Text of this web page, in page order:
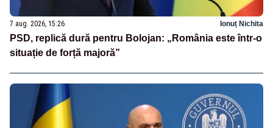
7 aug. 2026, 15:26 Ionuț Nichita
PSD, replică dură pentru Bolojan: „România este într-o
situație de forță majoră”